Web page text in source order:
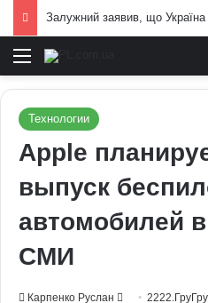
Меню
Технологии
Apple
выпуск
автомобилей
СМИ
Карпенко Руслан
Send